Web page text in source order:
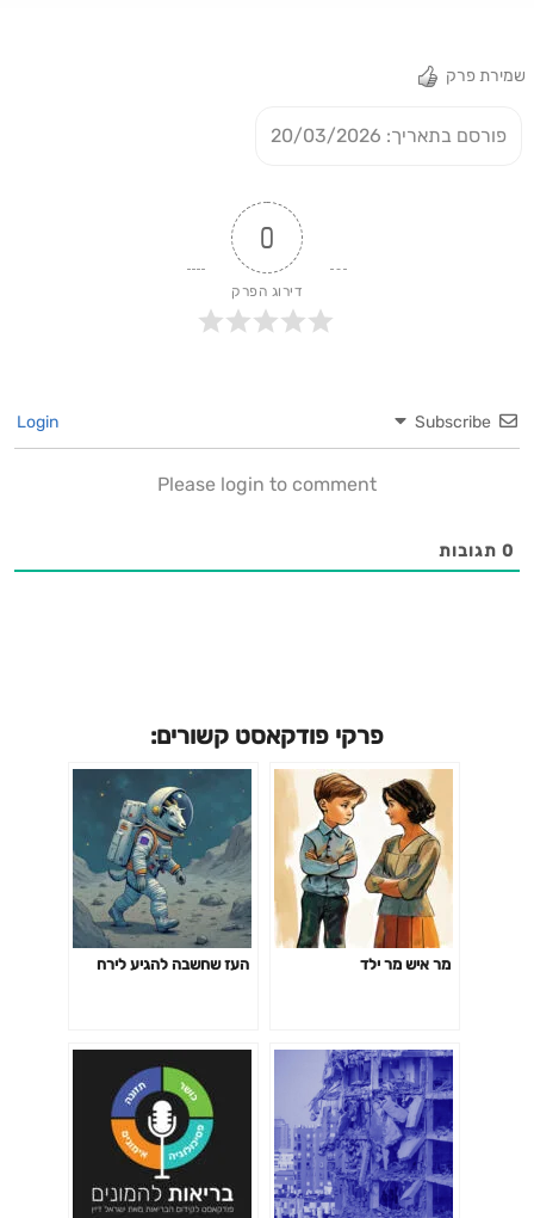
שמירת פרק
פורסם בתאריך: 20/03/2026
0
דירוג הפרק
Subscribe
Please login to comment
0 תגובות
פרקי פודקאסט קשורים:
מר איש מר ילד העז שחשבה להגיע לירח